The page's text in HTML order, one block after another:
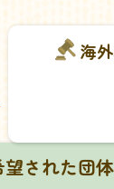
海
望された団